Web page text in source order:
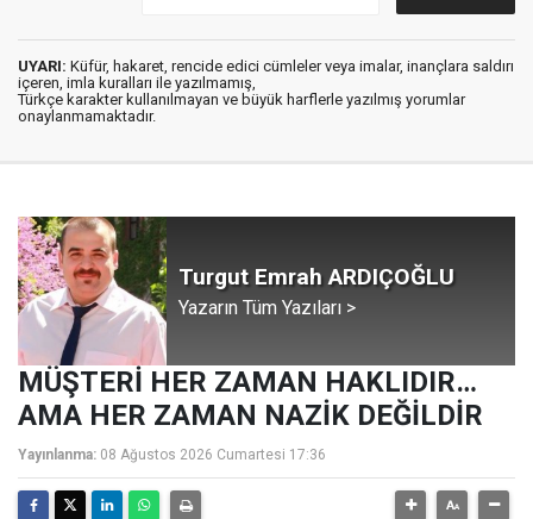
UYARI: Küfür, hakaret, rencide edici cümleler veya imalar, inançlara saldırı
içeren, imla kuralları ile yazılmamış,
Türkçe karakter kullanılmayan ve büyük harflerle yazılmış yorumlar
onaylanmamaktadır.
Turgut Emrah ARDIÇOĞLU
Yazarın Tüm Yazıları >
MÜŞTERİ HER ZAMAN HAKLIDIR…
AMA HER ZAMAN NAZİK DEĞİLDİR
Yayınlanma: 08 Ağustos 2026 Cumartesi 17:36